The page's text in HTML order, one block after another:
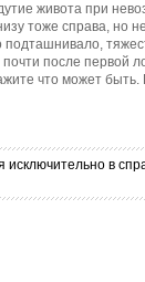
живота при
тоже справа, но
подташнивало,
почти после первой
что может быть.
исключительно в